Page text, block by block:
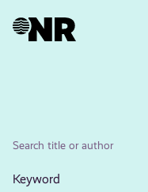
Search title or author